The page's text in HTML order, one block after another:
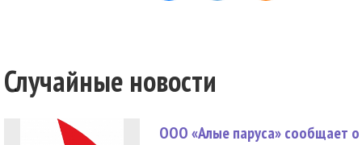
Случайные новости
ООО «Алые паруса» сообщает о